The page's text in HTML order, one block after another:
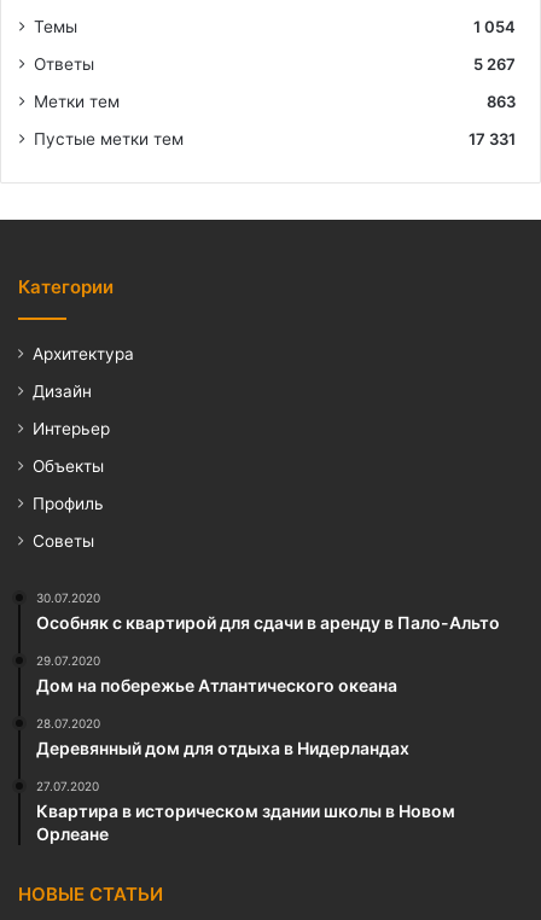
Темы
1 054
Ответы
5 267
Метки тем
863
Пустые метки тем
17 331
Категории
Архитектура
Дизайн
Интерьер
Объекты
Профиль
Советы
30.07.2020
Особняк с квартирой для сдачи в аренду в Пало-Альто
29.07.2020
Дом на побережье Атлантического океана
28.07.2020
Деревянный дом для отдыха в Нидерландах
27.07.2020
Квартира в историческом здании школы в Новом
Орлеане
НОВЫЕ СТАТЬИ